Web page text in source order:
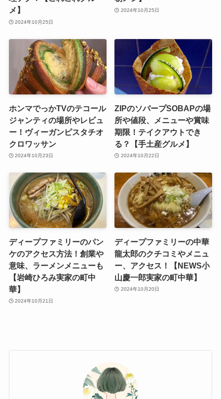
メ】
2024年10月25日
2024年10月25日
ホンマでっかTVのテコール
ジャンティの場所やレビュ
ー！ヴィーガンピスタチオ
クロワッサン
2024年10月23日
ZIPのソバープSOBAPの場
所や値段、メニューや賞味
期限！テイクアウトでき
る？【手土産グルメ】
2024年10月22日
ディープファミリーのパン
ケのアクセス方法！創業や
意味、ラーメンメニューも
【岩崎ひろみ実家の町中
華】
2024年10月21日
ディープファミリーの中華
龍太郎のクチコミやメニュ
ー、アクセス！【NEWS小
山慶一郎実家の町中華】
2024年10月20日